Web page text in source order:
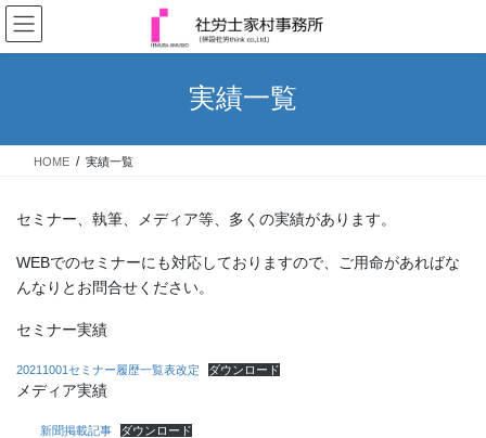
コ
ン
テ
ス
ナ
ビ
ゲ
ン
実績一覧
HOME 実績一覧
セミナー、執筆、メディア等、多くの実績があります。
WEBでのセミナーにも対応しておりますので、ご用命があればな
んなりとお問合せください。
セミナー実績
20211001セミナー履歴一覧表改定 ダウンロード
メディア実績
新聞掲載記事 ダウンロード